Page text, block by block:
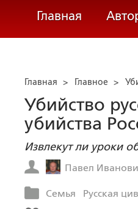
Главная
Главная > Главное >
Убийство
убийства
Извлекут ли уроки
Павел
Семья
Русская